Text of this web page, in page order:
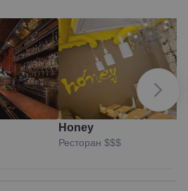
Honey
Ресторан $$$